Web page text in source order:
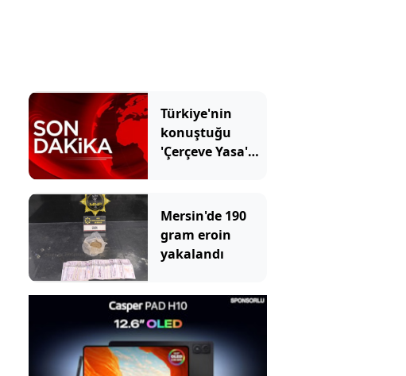
Türkiye'nin
konuştuğu
'Çerçeve Yasa'
Mersin'de 190
gram eroin
yakalandı